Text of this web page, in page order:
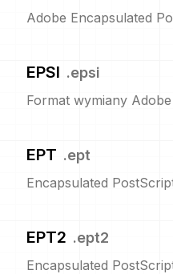
Adobe Encapsulated
EPSI .epsi
Format wymiany
EPT .ept
Encapsulated
EPT2 .ept2
Encapsulated